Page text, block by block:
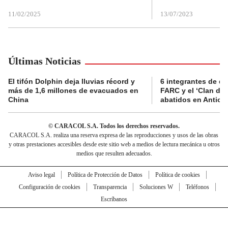
11/02/2025 13/07/2023
Últimas Noticias
El tifón Dolphin deja lluvias récord y
más de 1,6 millones de evacuados en
China
6 integrantes de
FARC y el ‘Clan
abatidos en
© CARACOL S.A. Todos los derechos reservados.
CARACOL S.A. realiza una reserva expresa de las reproducciones y usos de las obras
y otras prestaciones accesibles desde este sitio web a medios de lectura mecánica u otros
medios que resulten adecuados.
Aviso legal Política de Protección de Datos
Política de cookies
Configuración de cookies
Transparencia Soluciones W
Teléfonos
Escríbanos